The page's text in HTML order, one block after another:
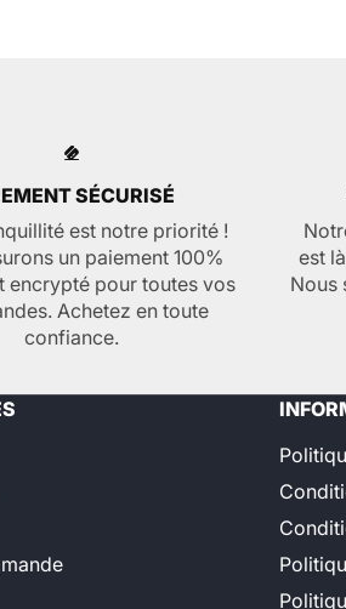
SÉCURISÉ
est notre priorité !
un paiement 100%
encrypté pour toutes vos
Achetez en toute
confiance.
est
Nous